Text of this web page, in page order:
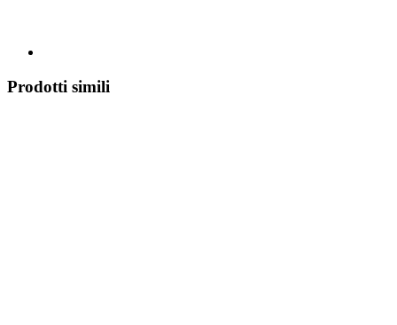
Prodotti simili